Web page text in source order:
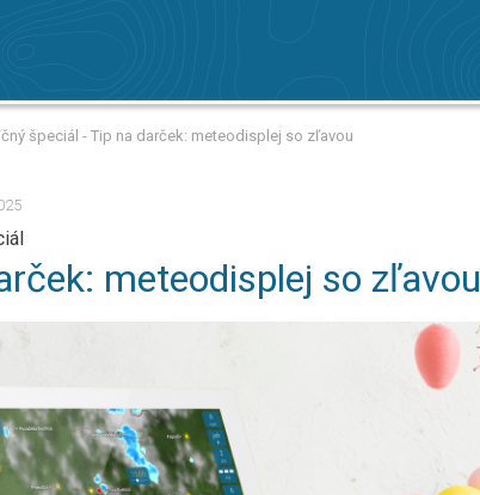
špeciál - Tip na darček: meteodisplej so zľavou
meteodisplej so zľavou